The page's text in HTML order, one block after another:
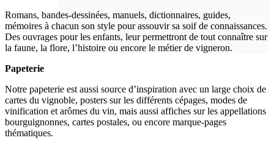
Romans, bandes-dessinées, manuels, dictionnaires, guides,
mémoires à chacun son style pour assouvir sa soif de connaissances.
Des ouvrages pour les enfants, leur permettront de tout connaître sur
la faune, la flore, l’histoire ou encore le métier de vigneron.
Papeterie
Notre papeterie est aussi source d’inspiration avec un large choix de
cartes du vignoble, posters sur les différents cépages, modes de
vinification et arômes du vin, mais aussi affiches sur les appellations
bourguignonnes, cartes postales, ou encore marque-pages
thématiques.